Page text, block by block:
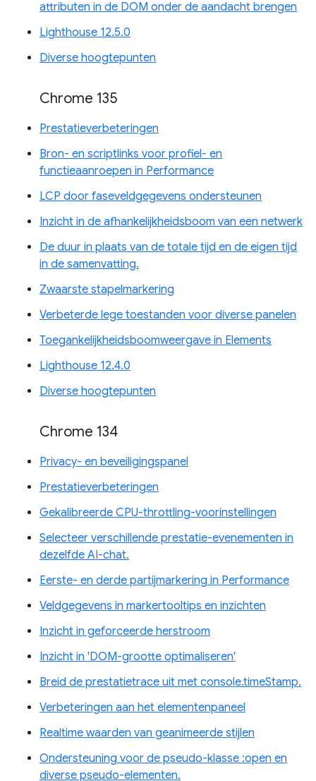
attributen in de DOM onder de aandacht brengen
Lighthouse 12.5.0
Diverse hoogtepunten
Chrome 135
Prestatieverbeteringen
Bron- en scriptlinks voor profiel- en
functieaanroepen in Performance
LCP door faseveldgegevens ondersteunen
Inzicht in de afhankelijkheidsboom van een netwerk
De duur in plaats van de totale tijd en de eigen tijd
in de samenvatting.
Zwaarste stapelmarkering
Verbeterde lege toestanden voor diverse panelen
Toegankelijkheidsboomweergave in Elements
Lighthouse 12.4.0
Diverse hoogtepunten
Chrome 134
Privacy- en beveiligingspanel
Prestatieverbeteringen
Gekalibreerde CPU-throttling-voorinstellingen
Selecteer verschillende prestatie-evenementen in
dezelfde AI-chat.
Eerste- en derde partijmarkering in Performance
Veldgegevens in markertooltips en inzichten
Inzicht in geforceerde herstroom
Inzicht in 'DOM-grootte optimaliseren'
Breid de prestatietrace uit met console.timeStamp.
Verbeteringen aan het elementenpaneel
Realtime waarden van geanimeerde stijlen
Ondersteuning voor de pseudo-klasse :open en
diverse pseudo-elementen.